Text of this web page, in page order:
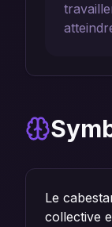
Le
collective